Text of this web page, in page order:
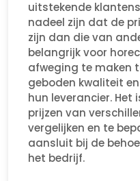
uitstekende
nadeel zijn dat de
zijn dan die van
belangrijk voor
afweging te maken
geboden kwaliteit
hun leverancier.
prijzen van
vergelijken en te
aansluit bij de
het bedrijf.